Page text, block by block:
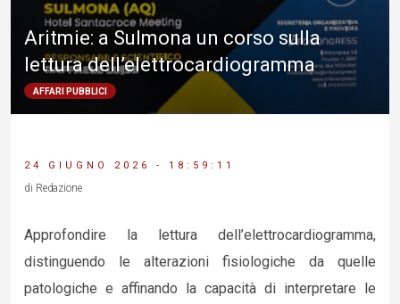
Aritmie: a Sulmona un corso sulla
lettura dell’elettrocardiogramma
AFFARI PUBBLICI
24 GIUGNO 2026 - 18:59:11
di Redazione
Approfondire la lettura dell’elettrocardiogramma,
distinguendo le alterazioni fisiologiche da quelle
patologiche e affinando la capacità di interpretare le